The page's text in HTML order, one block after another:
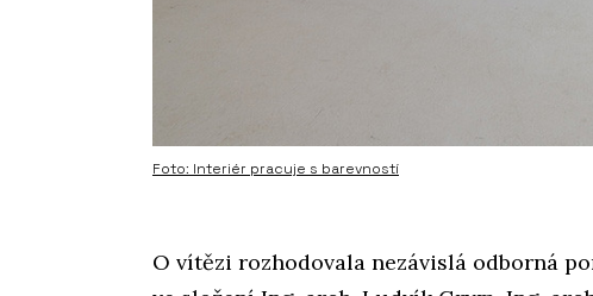
Foto: Interiér pracuje s barevností
O vítězi rozhodovala nezávislá odborná